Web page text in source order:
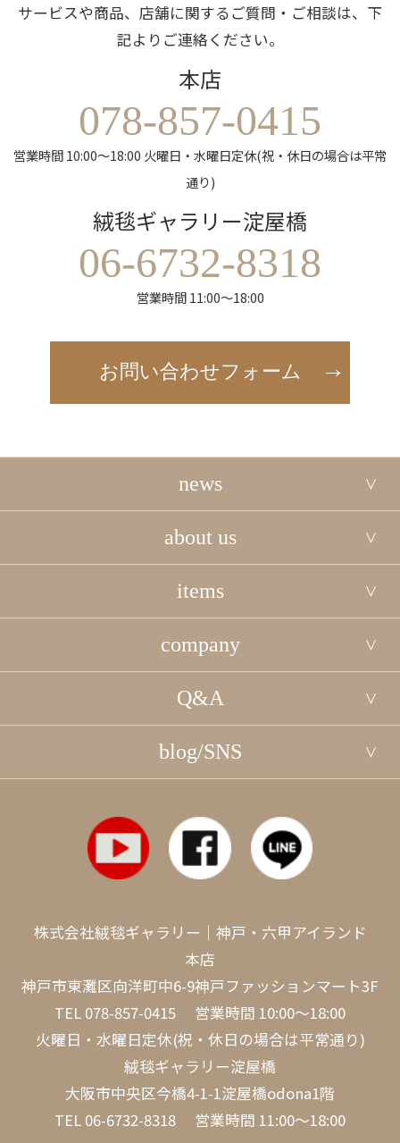
サービスや商品、店舗に関するご質問・ご相談は、下
記よりご連絡ください。
本店
078-857-0415
営業時間 10:00～18:00 火曜日・水曜日定休(祝・休日の場合は平常
通り)
絨毯ギャラリー淀屋橋
06-6732-8318
営業時間 11:00～18:00
お問い合わせフォーム
news
about us
items
company
Q&A
blog/SNS
株式会社絨毯ギャラリー｜神戸・六甲アイランド
本店
神戸市東灘区向洋町中6-9神戸ファッションマート3F
TEL 078-857-0415 営業時間 10:00～18:00
火曜日・水曜日定休(祝・休日の場合は平常通り)
絨毯ギャラリー淀屋橋
大阪市中央区今橋4-1-1淀屋橋odona1階
TEL 06-6732-8318 営業時間 11:00～18:00